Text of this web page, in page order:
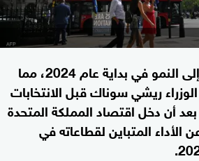
عاد اقتصاد بريطانيا إلى النمو في بداية عام 2024، مما
ريشي سوناك قبل الانتخابات
أن دخل اقتصاد المملكة المتحدة
الأداء المتباين لقطاعاته في